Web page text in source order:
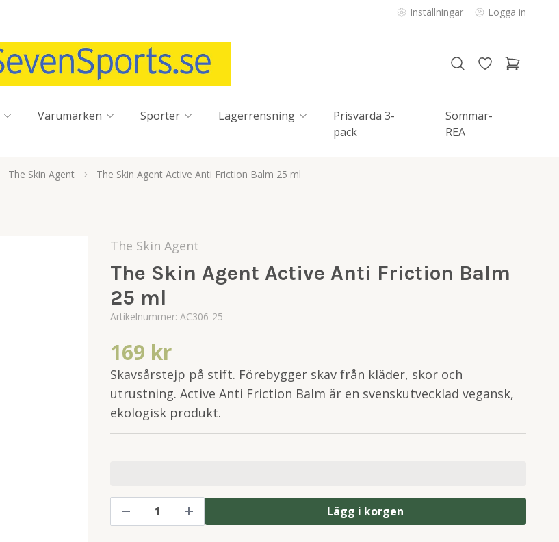
Inställningar Logga in
Varumärken Sporter Lagerrensning
Prisvärda 3-
pack
Sommar-
REA
The Skin Agent The Skin Agent Active Anti Friction Balm 25 ml
The Skin Agent
The Skin Agent Active Anti Friction Balm
25 ml
Artikelnummer: AC306-25
169 kr
Skavsårstejp på stift. Förebygger skav från kläder, skor och
utrustning. Active Anti Friction Balm är en svenskutvecklad vegansk,
ekologisk produkt.
Lägg i korgen